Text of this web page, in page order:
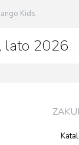
Kids
lato 2026